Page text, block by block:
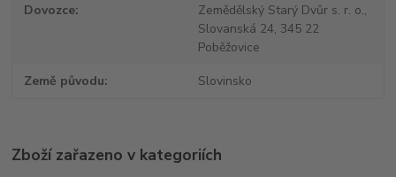
Dovozce
Zemědělský Starý Dvůr s. r. o.,
Slovanská 24, 345 22
Poběžovice
Země původu Slovinsko
Zboží zařazeno v kategoriích